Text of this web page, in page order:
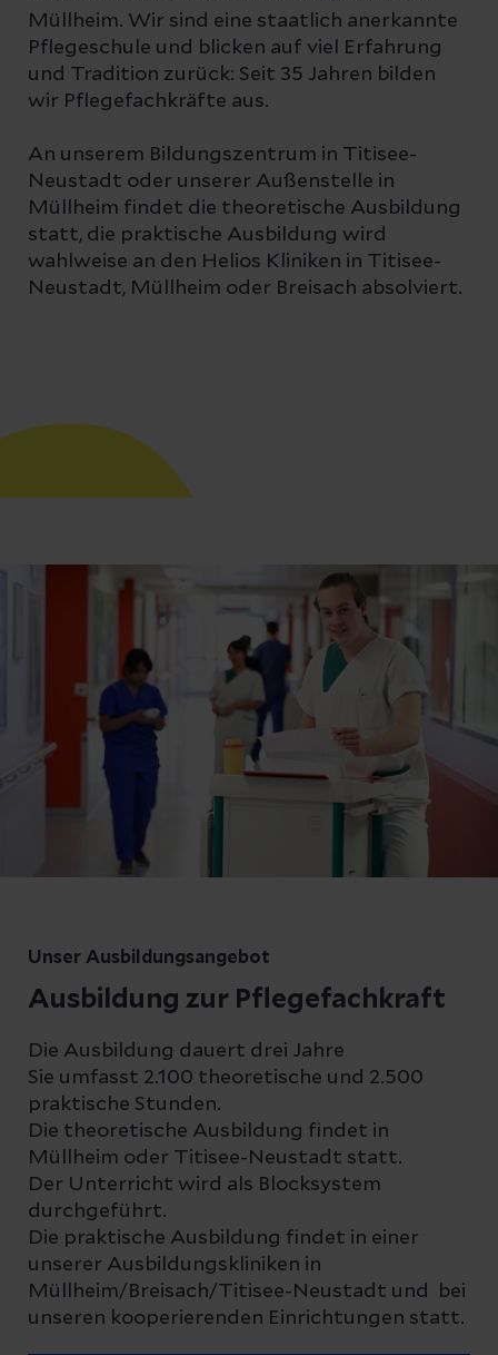
Müllheim. Wir sind eine staatlich anerkannte
Pflegeschule und blicken auf viel Erfahrung
und Tradition zurück: Seit 35 Jahren bilden
wir Pflegefachkräfte aus.
An unserem Bildungszentrum in Titisee-
Neustadt oder unserer Außenstelle in
Müllheim findet die theoretische Ausbildung
statt, die praktische Ausbildung wird
wahlweise an den Helios Kliniken in Titisee-
Neustadt, Müllheim oder Breisach absolviert.
Unser Ausbildungsangebot
Ausbildung zur Pflegefachkraft
Die Ausbildung dauert drei Jahre
Sie umfasst 2.100 theoretische und 2.500
praktische Stunden.
Die theoretische Ausbildung findet in
Müllheim oder Titisee-Neustadt statt.
Der Unterricht wird als Blocksystem
durchgeführt.
Die praktische Ausbildung findet in einer
unserer Ausbildungskliniken in
Müllheim/Breisach/Titisee-Neustadt und bei
unseren kooperierenden Einrichtungen statt.